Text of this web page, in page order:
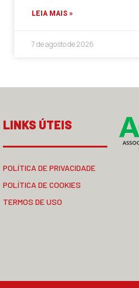
LEIA MAIS »
7 de agosto de 2026
LINKS ÚTEIS
POLÍTICA DE PRIVACIDADE
POLÍTICA DE COOKIES
TERMOS DE USO